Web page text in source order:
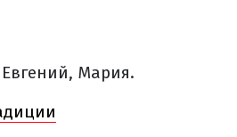
Мария.